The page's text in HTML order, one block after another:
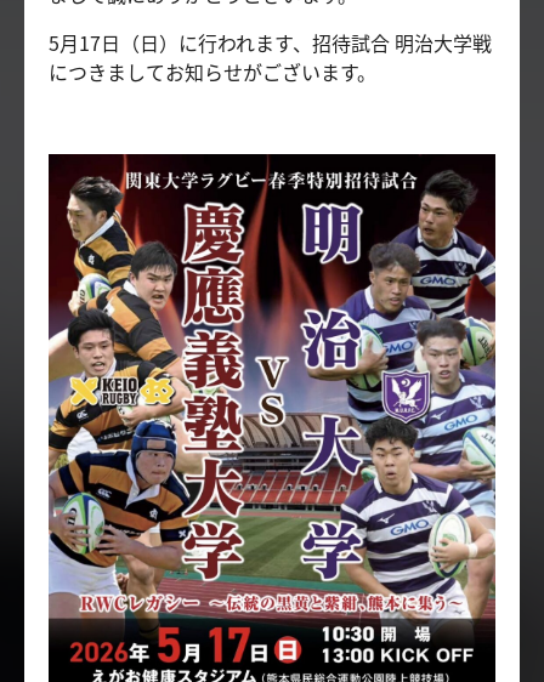
5月17日（日）に行われます、招待試合 明治大学戦
につきましてお知らせがございます。